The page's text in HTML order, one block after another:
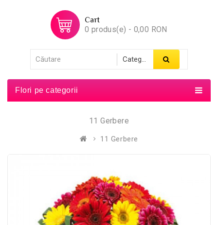
Cart
0 produs(e) - 0,00 RON
Flori pe categorii
11 Gerbere
11 Gerbere